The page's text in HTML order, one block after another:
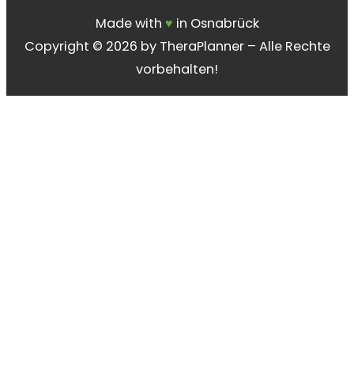
Made with ♥︎ in Osnabrück
Copyright © 2026 by TheraPlanner – Alle Rechte
vorbehalten!